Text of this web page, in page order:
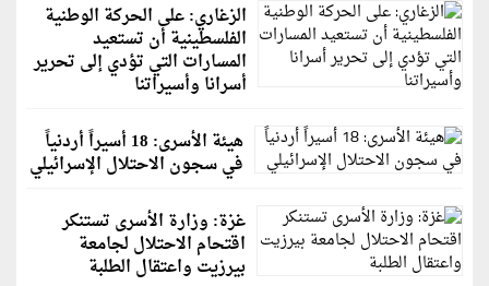
الزغاري: على الحركة الوطنية
الفلسطينية أن تستعيد
المسارات التي تؤدي إلى تحرير
أسرانا وأسيراتنا
هيئة الأسرى: 18 أسيراً أردنياً
في سجون الاحتلال الإسرائيلي
غزة: وزارة الأسرى تستنكر
اقتحام الاحتلال لجامعة
بيرزيت واعتقال الطلبة